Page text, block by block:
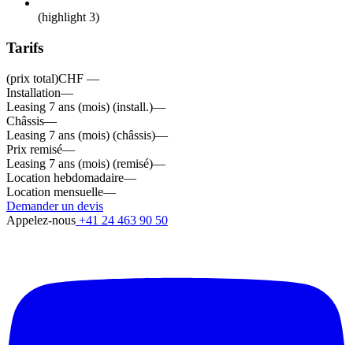
(highlight 3)
Tarifs
(prix total)CHF —
Installation—
Leasing 7 ans (mois) (install.)—
Châssis—
Leasing 7 ans (mois) (châssis)—
Prix remisé—
Leasing 7 ans (mois) (remisé)—
Location hebdomadaire—
Location mensuelle—
Demander un devis
Appelez-nous +41 24 463 90 50